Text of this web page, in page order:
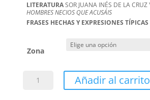
LITERATURASOR JUANA INÉS DE LA
HOMBRES NECIOS QUE ACUSÁIS
FRASES HECHAS Y EXPRESIONES TÍPICAS
Zona
Punto
Añadir al carrito